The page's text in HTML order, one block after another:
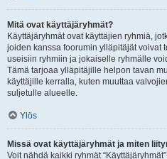
Mitä ovat käyttäjäryhmät?
Käyttäjäryhmät ovat käyttäjien ryhmiä,
joiden kanssa foorumin ylläpitäjät voivat
useisiin ryhmiin ja jokaiselle ryhmälle
Tämä tarjoaa ylläpitäjille helpon tavan
käyttäjille kerralla, kuten muuttaa
suljetulle alueelle.
Ylös
Missä ovat käyttäjäryhmät ja miten
Voit nähdä kaikki ryhmät